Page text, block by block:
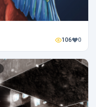
106 0